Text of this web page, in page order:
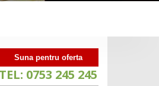
Suna pentru oferta
TEL: 0753 245 245